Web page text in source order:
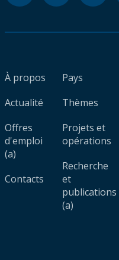
À propos
Actualité
Offres
d'emploi
(a)
Contacts
Pays
Thèmes
Projets et
opérations
Recherche
et
publications
(a)